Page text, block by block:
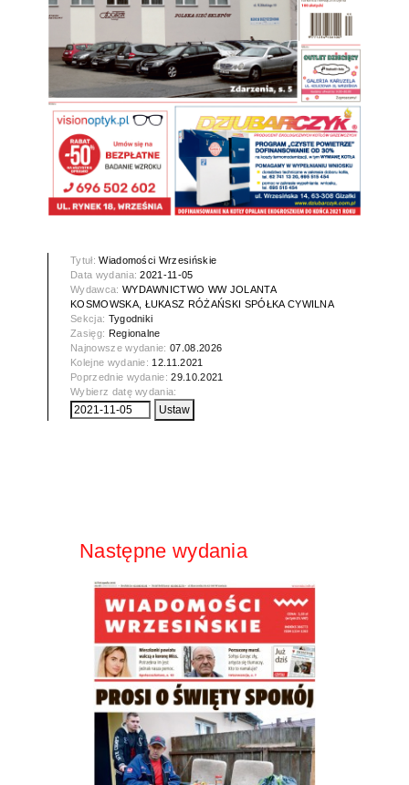
Tytuł:Wiadomości Wrzesińskie
Data wydania:2021-11-05
Wydawca: WYDAWNICTWO WW JOLANTA
KOSMOWSKA, ŁUKASZ RÓŻAŃSKI SPÓŁKA CYWILNA
Sekcja: Tygodniki
Zasięg: Regionalne
Najnowsze wydanie:07.08.2026
Kolejne wydanie: 12.11.2021
Poprzednie wydanie:29.10.2021
Wybierz datę wydania:
Następne wydania